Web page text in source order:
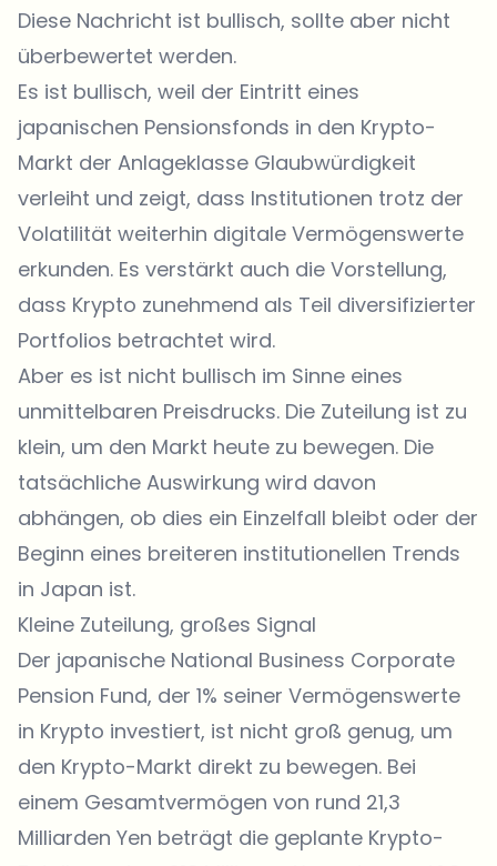
Diese Nachricht ist bullisch, sollte aber nicht
überbewertet werden.
Es ist bullisch, weil der Eintritt eines
japanischen Pensionsfonds in den Krypto-
Markt der Anlageklasse Glaubwürdigkeit
verleiht und zeigt, dass Institutionen trotz der
Volatilität weiterhin digitale Vermögenswerte
erkunden. Es verstärkt auch die Vorstellung,
dass Krypto zunehmend als Teil diversifizierter
Portfolios betrachtet wird.
Aber es ist nicht bullisch im Sinne eines
unmittelbaren Preisdrucks. Die Zuteilung ist zu
klein, um den Markt heute zu bewegen. Die
tatsächliche Auswirkung wird davon
abhängen, ob dies ein Einzelfall bleibt oder der
Beginn eines breiteren institutionellen Trends
in Japan ist.
Kleine Zuteilung, großes Signal
Der japanische National Business Corporate
Pension Fund, der 1% seiner Vermögenswerte
in Krypto investiert, ist nicht groß genug, um
den Krypto-Markt direkt zu bewegen. Bei
einem Gesamtvermögen von rund 21,3
Milliarden Yen beträgt die geplante Krypto-